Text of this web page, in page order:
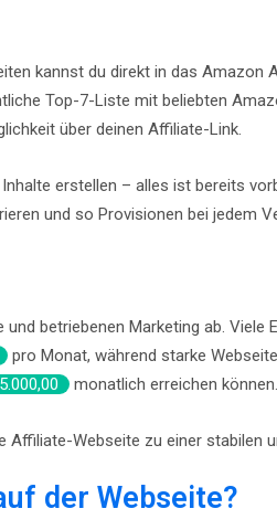
kannst du direkt in das Amazon
Top-7-Liste mit beliebten
über deinen Affiliate-Link.
erstellen – alles ist bereits
und so Provisionen bei jedem
betriebenen Marketing ab. Viele
pro Monat, während starke
monatlich erreichen können.
Webseite zu einer stabilen
der Webseite?